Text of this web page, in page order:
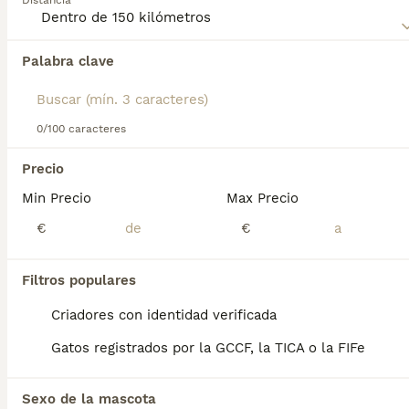
Palabra clave
0/100 caracteres
Precio
Min Precio
€
Max Precio
€
Filtros populares
Criadores con identidad verificada
Gatos registrados por la GCCF, la TICA o la FIFe
Sexo de la mascota
Lee nuestra
página de consejos de compra de Maine Coon
Encontramos 0 Maine Coon Gatos y gatitos
Si deseas exactamente esta búsqueda guarda tu
búsqueda y espera el resultado perfecto:
Preguntas frecuentes
¿Cuánto vale un gatito
Maine Coon?
El coste de adquisición de esta raza puede
reputación del criador y la ubicación